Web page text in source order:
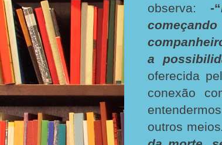
observa:-“
a
oferecida
conexão
outros meios